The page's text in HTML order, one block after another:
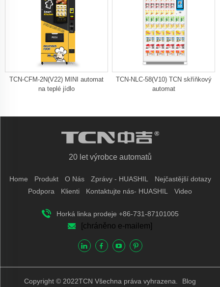
TCN-CFM-2N(V22) MINI automat
na teplé jídlo
TCN-NLC-58(V10) TCN skříňkový
automat
20 let výrobce automatů
Home Produkt O Nás Zprávy - HUASHIL
Nejčastější dotazy
Podpora
Klienti Kontaktujte nás- HUASHIL Video
Horká linka prodeje +86-731-87101005
[chráněno e-mailem]
Copyright © 2022TCN Všechna práva vyhrazena. Blog